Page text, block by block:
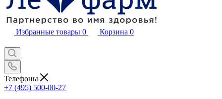
Избранные товары 0 Корзина 0
Телефоны
+7 (495) 500-00-27